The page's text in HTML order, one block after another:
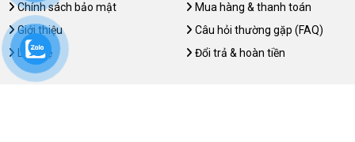
Chính sách bảo mật
Giới thiệu
Liên hệ
Mua hàng & thanh toán
Câu hỏi thường gặp (FAQ)
Đổi trả & hoàn tiền